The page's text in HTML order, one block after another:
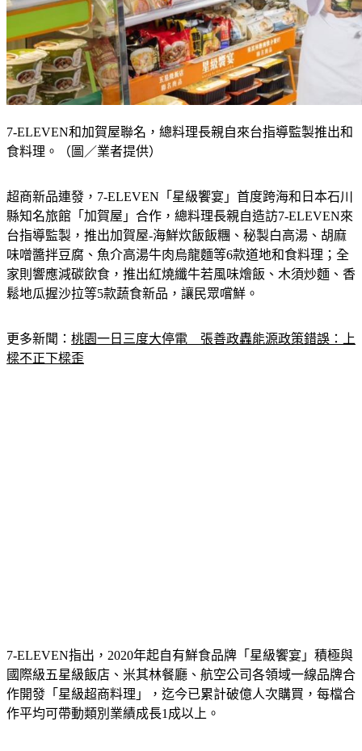
7-ELEVEN和加賀屋聯名，總料理長親自來台指導監製推出和
食料理。（圖／業者提供）
超商新品連發，7-ELEVEN「星級饗宴」首度跨海和日本石川
縣知名旅館「加賀屋」合作，總料理長親自造訪7-ELEVEN來
台指導監製，推出加賀屋-海鮮炊飯飯糰、秘製白高湯、胡麻
味噌醬拌豆腐、魚介高湯牛肉烏龍麵等6款道地和食料理；全
家則響應減碳飲食，推出紅燒纖牛若風味燴飯、木須炒麵、香
鬆地瓜握沙拉等5款蔬食新品，讓民眾嚐鮮。
更多新聞： 桃園一日三度大停電　張善政轟能源政策錯誤：上
樑不正下樑歪
7-ELEVEN指出，2020年起自有鮮食品牌「星級饗宴」積極與
國際級五星級飯店、米其林餐廳、航空公司各領域一線品牌合
作開發「星級超商料理」，迄今已累計破億人次購買，每檔合
作平均可帶動類別業績成長1成以上。